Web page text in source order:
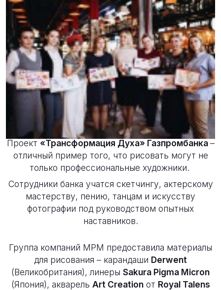
14 марта 2019
Проект «Трансформация Духа» Газпромбанка–
отличный пример того, что рисовать могут не
только профессиональные художники.
Сотрудники банка учатся скетчингу, актерскому
мастерству, пению, танцам и искусству
фотографии под руководством опытных
наставников.
Группа компаний MPM предоставила материалы
для рисования – карандаши Derwent
(Великобритания), линеры Sakura Pigma Micron
(Япония), акварель Art Creationот Royal Talens